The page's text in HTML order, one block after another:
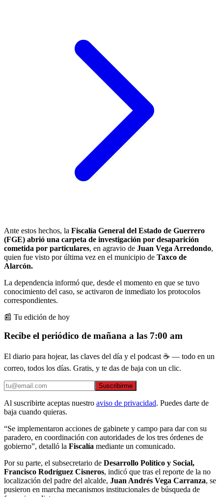
Ante estos hechos, la Fiscalía General del Estado de Guerrero
(FGE) abrió una carpeta de investigación por desaparición
cometida por particulares, en agravio de Juan Vega Arredondo,
quien fue visto por última vez en el municipio de Taxco de
Alarcón.
La dependencia informó que, desde el momento en que se tuvo
conocimiento del caso, se activaron de inmediato los protocolos
correspondientes.
📰 Tu edición de hoy
Recibe el periódico de mañana a las 7:00 am
El diario para hojear, las claves del día y el podcast ☕ — todo en un
correo, todos los días. Gratis, y te das de baja con un clic.
Suscribirme
Al suscribirte aceptas nuestro aviso de privacidad. Puedes darte de
baja cuando quieras.
“Se implementaron acciones de gabinete y campo para dar con su
paradero, en coordinación con autoridades de los tres órdenes de
gobierno”, detalló la Fiscalía mediante un comunicado.
Por su parte, el subsecretario de Desarrollo Político y Social,
Francisco Rodríguez Cisneros, indicó que tras el reporte de la no
localización del padre del alcalde, Juan Andrés Vega Carranza, se
pusieron en marcha mecanismos institucionales de búsqueda de